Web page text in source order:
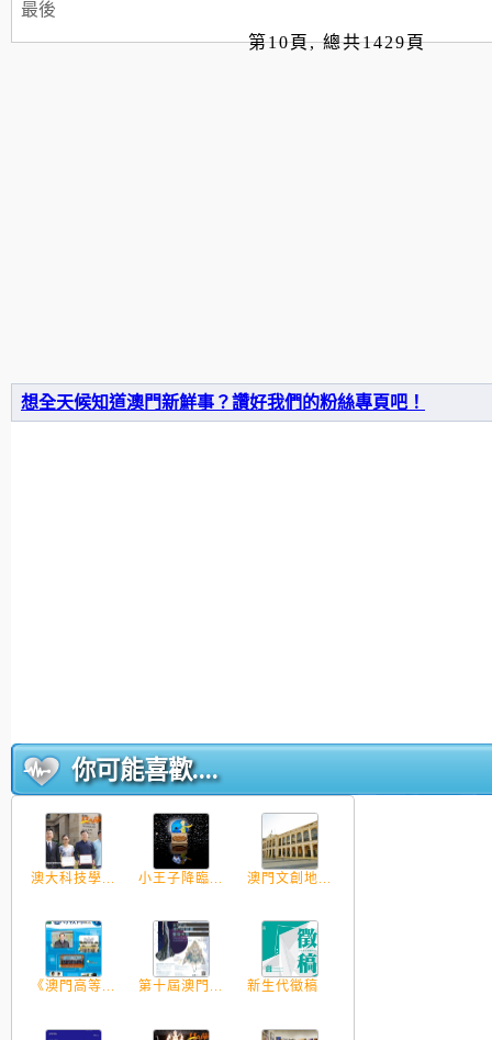
最後
第10頁, 總共1429頁
想全天候知道澳門新鮮事？讚好我們的粉絲專頁吧！
你可能喜歡....
澳大科技學... 小王子降臨... 澳門文創地...
《澳門高等... 第十屆澳門... 新生代徵稿